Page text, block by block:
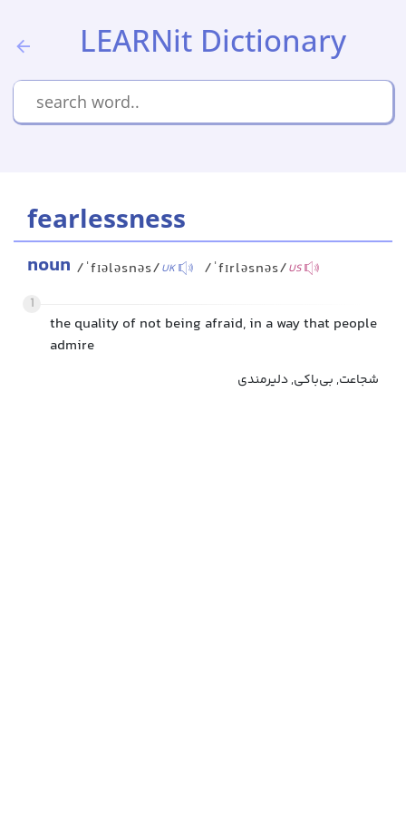
LEARNit Dictionary
fearlessness
noun /ˈfɪələsnəs/UK /ˈfɪrləsnəs/US
1
the quality of not being afraid, in a way that people
admire
شجاعت, بی‌باکی, دلیرمندی